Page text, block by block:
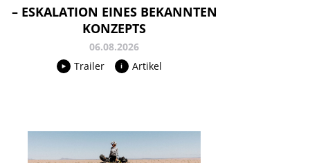
– ESKALATION EINES BEKANNTEN
KONZEPTS
06.08.2026
Trailer
Artikel